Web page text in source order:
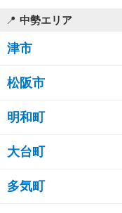
中勢エリア
津市
松阪市
明和町
大台町
多気町